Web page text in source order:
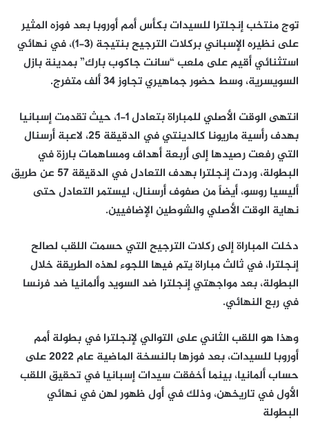
توج منتخب إنجلترا للسيدات بكأس أمم أوروبا بعد فوزه المثير
على نظيره الإسباني بركلات الترجيح بنتيجة (3-1)، في نهائي
استثنائي أقيم على ملعب “سانت جاكوب بارك” بمدينة بازل
السويسرية، وسط حضور جماهيري تجاوز 34 ألف متفرج.
انتهى الوقت الأصلي للمباراة بتعادل 1-1، حيث تقدمت إسبانيا
بهدف رأسية ماريونا كالدينتي في الدقيقة 25، لاعبة أرسنال
التي رفعت رصيدها إلى أربعة أهداف ومساهمات بارزة في
البطولة، وردت إنجلترا بهدف التعادل في الدقيقة 57 عن طريق
أليسيا روسو، أيضاً من صفوف أرسنال، ليستمر التعادل حتى
نهاية الوقت الأصلي والشوطين الإضافيين.
دخلت المباراة إلى ركلات الترجيح التي حسمت اللقب لصالح
إنجلترا، في ثالث مباراة يتم فيها اللجوء لهذه الطريقة خلال
البطولة، بعد مواجهتي إنجلترا ضد السويد وألمانيا ضد فرنسا
في ربع النهائي.
وهذا هو اللقب الثاني على التوالي لإنجلترا في بطولة أمم
أوروبا للسيدات، بعد فوزها بالنسخة الماضية عام 2022 على
حساب ألمانيا، بينما أخفقت سيدات إسبانيا في تحقيق اللقب
الأول في تاريخهن، وذلك في أول ظهور لهن في نهائي
البطولة